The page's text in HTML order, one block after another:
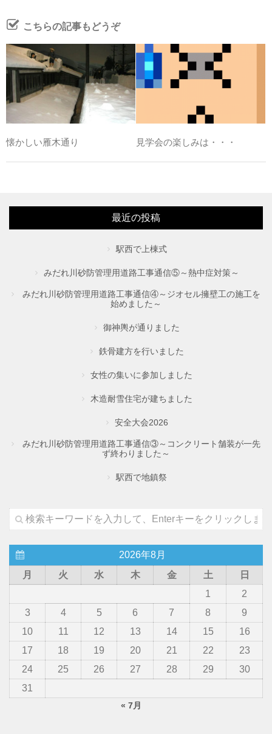
こちらの記事もどうぞ
懐かしい雁木通り 見学会の楽しみは・・・
最近の投稿
駅西で上棟式
みだれ川砂防管理用道路工事通信⑤～熱中症対策～
みだれ川砂防管理用道路工事通信④～ジオセル擁壁工の施工を
始めました～
御神輿が通りました
鉄骨建方を行いました
女性の集いに参加しました
木造耐雪住宅が建ちました
安全大会2026
みだれ川砂防管理用道路工事通信③～コンクリート舗装が一先
ず終わりました～
駅西で地鎮祭
2026年8月
月
火 水 木 金 土
日
1
2
3
4 5 6 7 8
9
10
11 12 13 14 15
16
17
18 19 20 21 22
23
24
25 26 27 28 29
30
31
« 7月